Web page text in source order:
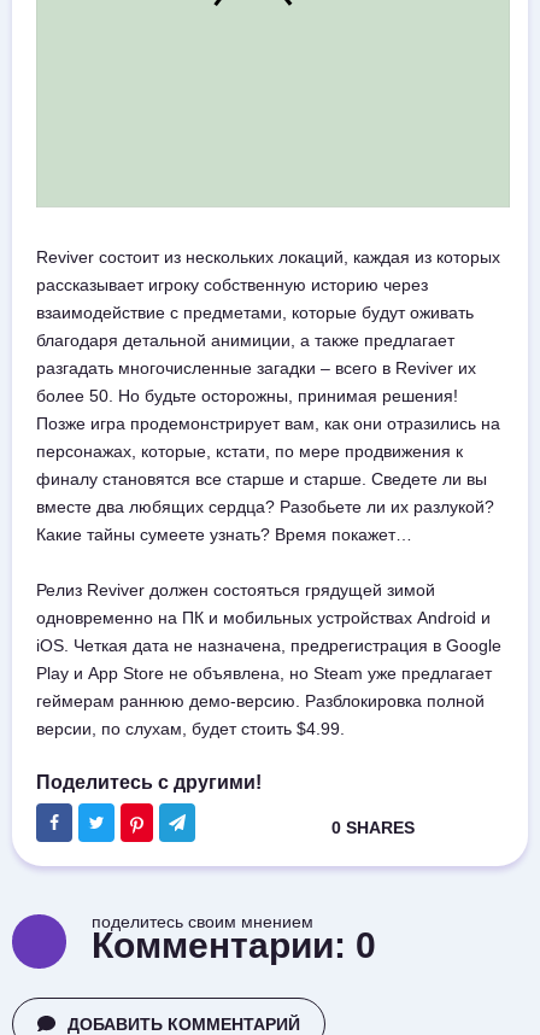
Reviver состоит из нескольких локаций, каждая из которых
рассказывает игроку собственную историю через
взаимодействие с предметами, которые будут оживать
благодаря детальной анимиции, а также предлагает
разгадать многочисленные загадки – всего в Reviver их
более 50. Но будьте осторожны, принимая решения!
Позже игра продемонстрирует вам, как они отразились на
персонажах, которые, кстати, по мере продвижения к
финалу становятся все старше и старше. Сведете ли вы
вместе два любящих сердца? Разобьете ли их разлукой?
Какие тайны сумеете узнать? Время покажет…
Релиз Reviver должен состояться грядущей зимой
одновременно на ПК и мобильных устройствах Android и
iOS. Четкая дата не назначена, предрегистрация в Google
Play и App Store не объявлена, но Steam уже предлагает
геймерам раннюю демо-версию. Разблокировка полной
версии, по слухам, будет стоить $4.99.
поделитесь своим мнением
Комментарии: 0
ДОБАВИТЬ КОММЕНТАРИЙ